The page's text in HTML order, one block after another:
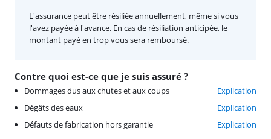
Contre quoi est-ce que je suis assuré ?
Dommages dus aux chutes et aux coups
Explication
Dégâts des eaux
Explication
Défauts de fabrication hors garantie
Explication
L'assurance peut être résiliée annuellement, même si vous
l'avez payée à l'avance. En cas de résiliation anticipée, le
montant payé en trop vous sera remboursé.